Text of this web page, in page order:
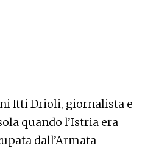
Itti Drioli, giornalista e
quando l’Istria era
dall’Armata